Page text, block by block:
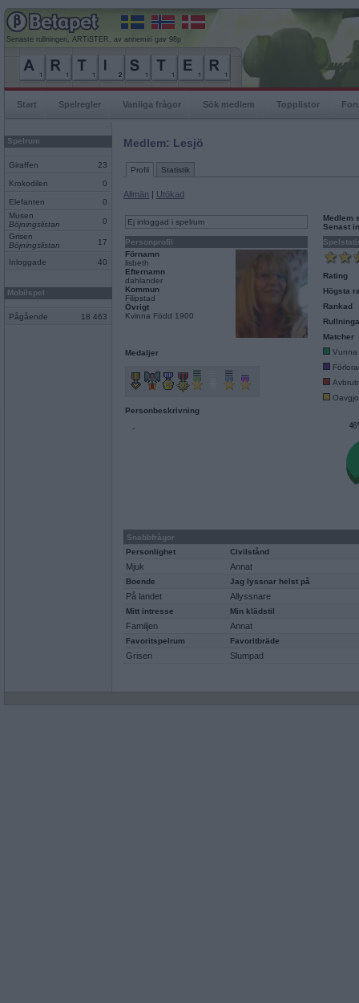
Senaste rullningen, ARTiSTER, av annemiri gav 98p
Start Spelregler Vanliga frågor Sök medlem Topplistor
Spelrum
Giraffen 23
Krokodilen 0
Elefanten
0
Musen
Böjningslistan
0
Grisen
Böjningslistan
17
Inloggade 40
Mobilspel
Pågående 18 463
Medlem: Lesjö
Profil Statistik
Allmän | Utökad
Ej inloggad i spelrum
Personprofil
Förnamn
lisbeth
Efternamn
dahlander
Kommun
Filipstad
Övrigt
Kvinna Född 1900
Medaljer
Personbeskrivning
-
Medlem
Senast
Rating
Högsta
Rankad
Matcher
Vunna
Snabbfrågor
Personlighet
Civilstånd
Mjuk Annat
Boende Jag lyssnar helst på
På landet Allyssnare
Mitt intresse Min klädstil
Familjen Annat
Favoritspelrum Favoritbräde
Grisen Slumpad